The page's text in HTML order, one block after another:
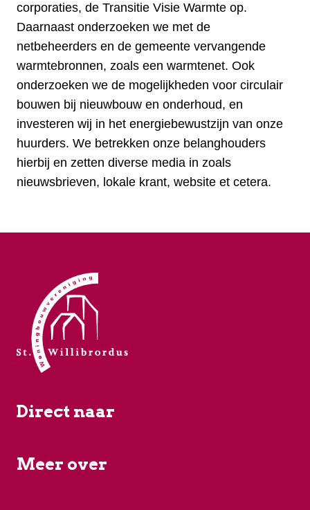
corporaties, de Transitie Visie Warmte op.
Daarnaast onderzoeken we met de
netbeheerders en de gemeente vervangende
warmtebronnen, zoals een warmtenet. Ook
onderzoeken we de mogelijkheden voor circulair
bouwen bij nieuwbouw en onderhoud, en
investeren wij in het energiebewustzijn van onze
huurders. We betrekken onze belanghouders
hierbij en zetten diverse media in zoals
nieuwsbrieven, lokale krant, website et cetera.
Direct naar
Meer over